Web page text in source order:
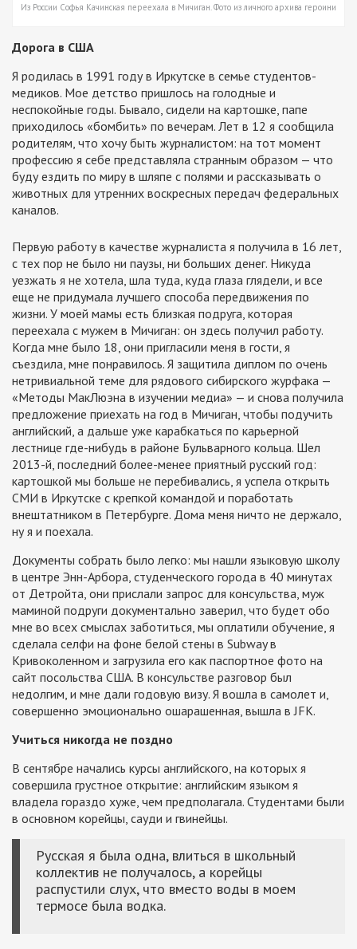
Из России Софья Качинская переехала в Мичиган. Фото из личного архива героини
Дорога в США
Я родилась в 1991 году в Иркутске в семье студентов-
медиков. Мое детство пришлось на голодные и
неспокойные годы. Бывало, сидели на картошке, папе
приходилось «бомбить» по вечерам. Лет в 12 я сообщила
родителям, что хочу быть журналистом: на тот момент
профессию я себе представляла странным образом — что
буду ездить по миру в шляпе с полями и рассказывать о
животных для утренних воскресных передач федеральных
каналов.
Первую работу в качестве журналиста я получила в 16 лет,
с тех пор не было ни паузы, ни больших денег. Никуда
уезжать я не хотела, шла туда, куда глаза глядели, и все
еще не придумала лучшего способа передвижения по
жизни. У моей мамы есть близкая подруга, которая
переехала с мужем в Мичиган: он здесь получил работу.
Когда мне было 18, они пригласили меня в гости, я
съездила, мне понравилось. Я защитила диплом по очень
нетривиальной теме для рядового сибирского журфака —
«Методы МакЛюэна в изучении медиа» — и снова получила
предложение приехать на год в Мичиган, чтобы подучить
английский, а дальше уже карабкаться по карьерной
лестнице где-нибудь в районе Бульварного кольца. Шел
2013-й, последний более-менее приятный русский год:
картошкой мы больше не перебивались, я успела открыть
СМИ в Иркутске с крепкой командой и поработать
внештатником в Петербурге. Дома меня ничто не держало,
ну я и поехала.
Документы собрать было легко: мы нашли языковую школу
в центре Энн-Арбора, студенческого города в 40 минутах
от Детройта, они прислали запрос для консульства, муж
маминой подруги документально заверил, что будет обо
мне во всех смыслах заботиться, мы оплатили обучение, я
сделала селфи на фоне белой стены в Subway в
Кривоколенном и загрузила его как паспортное фото на
сайт посольства США. В консульстве разговор был
недолгим, и мне дали годовую визу. Я вошла в самолет и,
совершенно эмоционально ошарашенная, вышла в JFK.
Учиться никогда не поздно
В сентябре начались курсы английского, на которых я
совершила грустное открытие: английским языком я
владела гораздо хуже, чем предполагала. Студентами были
в основном корейцы, сауди и гвинейцы.
Русская я была одна, влиться в школьный
коллектив не получалось, а корейцы
распустили слух, что вместо воды в моем
термосе была водка.